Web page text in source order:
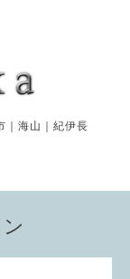
｜海山｜紀伊長